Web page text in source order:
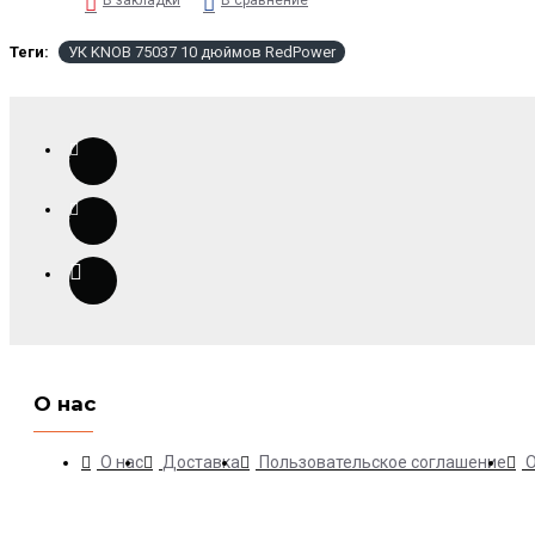
Теги: УК KNOB 75037 10 дюймов RedPower
О нас
О нас Доставка Пользовательское соглашение